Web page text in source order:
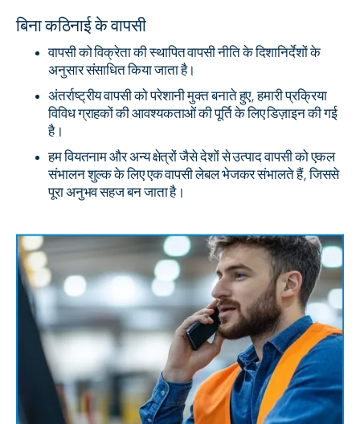
बिना कठिनाई के वापसी
वापसी को विक्रेता की स्थापित वापसी नीति के दिशानिर्देशों के
अनुसार संसाधित किया जाता है।
अंतर्राष्ट्रीय वापसी को परेशानी मुक्त बनाते हुए, हमारी प्रक्रिया
विविध ग्राहकों की आवश्यकताओं की पूर्ति के लिए डिज़ाइन की गई
है।
हम वियतनाम और अन्य क्षेत्रों जैसे देशों से उत्पाद वापसी को एकल
संभालन शुल्क के लिए एक वापसी लेबल भेजकर संभालते हैं, जिससे
पूरा अनुभव सहज बन जाता है।